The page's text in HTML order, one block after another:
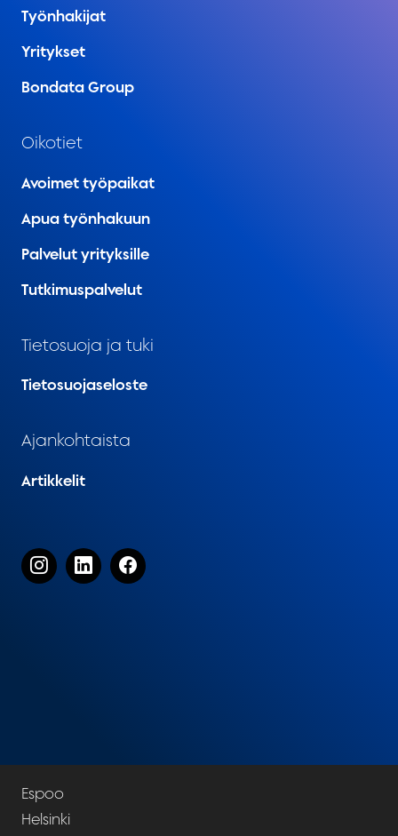
Työnhakijat
Yritykset
Bondata Group
Oikotiet
Avoimet työpaikat
Apua työnhakuun
Palvelut yrityksille
Tutkimuspalvelut
Tietosuoja ja tuki
Tietosuojaseloste
Ajankohtaista
Artikkelit
Espoo
Helsinki